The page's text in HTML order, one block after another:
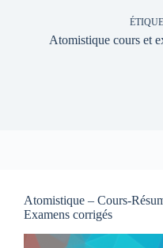
Atomistique cours et
Atomistique – Cours-
Examens corrigés